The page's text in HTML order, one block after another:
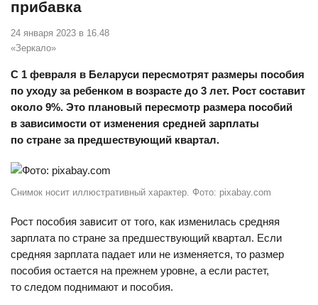
прибавка
24 января 2023 в 16.48
«Зеркало»
С 1 февраля в Беларуси пересмотрят размеры пособия
по уходу за ребенком в возрасте до 3 лет. Рост составит
около 9%. Это плановый пересмотр размера пособий
в зависимости от изменения средней зарплаты
по стране за предшествующий квартал.
Снимок носит иллюстративный характер. Фото: pixabay.com
Рост пособия зависит от того, как изменилась средняя
зарплата по стране за предшествующий квартал. Если
средняя зарплата падает или не изменяется, то размер
пособия остается на прежнем уровне, а если растет,
то следом поднимают и пособия.